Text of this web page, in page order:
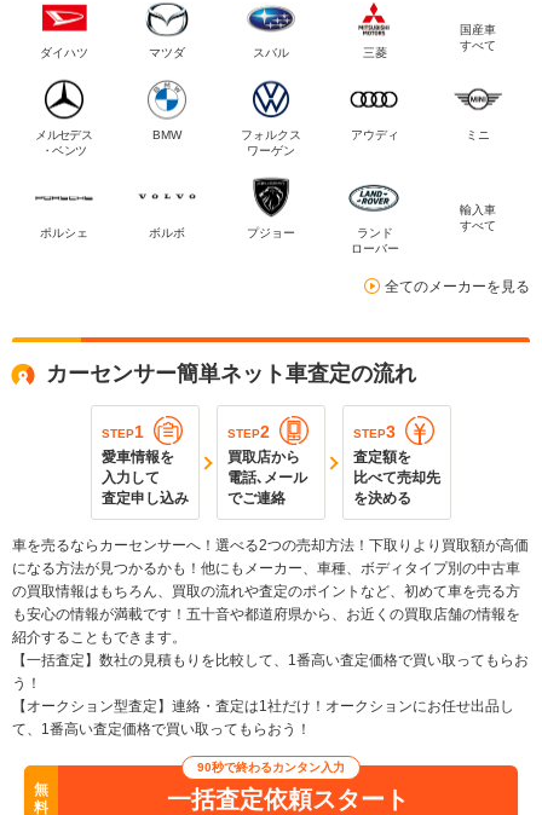
ダイハツ マツダ スバル 三菱
国産車
すべて
メルセデス
・ベンツ
BMW
フォルクス
ワーゲン
アウディ ミニ
ポルシェ ボルボ プジョー
ランド
ローバー
輸入車
すべて
全てのメーカーを見る
カーセンサー簡単ネット車査定の流れ
STEP1
愛車情報を
入力して
査定申し込み
STEP2
買取店から
電話､メール
でご連絡
STEP3
査定額を
比べて売却先
を決める
車を売るならカーセンサーへ！選べる2つの売却方法！下取りより買取額が高価
になる方法が見つかるかも！他にもメーカー、車種、ボディタイプ別の中古車
の買取情報はもちろん、買取の流れや査定のポイントなど、初めて車を売る方
も安心の情報が満載です！五十音や都道府県から、お近くの買取店舗の情報を
紹介することもできます。
【一括査定】数社の見積もりを比較して、1番高い査定価格で買い取ってもらお
う！
【オークション型査定】連絡・査定は1社だけ！オークションにお任せ出品し
て、1番高い査定価格で買い取ってもらおう！
無
料
90秒で終わるカンタン入力
一括査定依頼スタート